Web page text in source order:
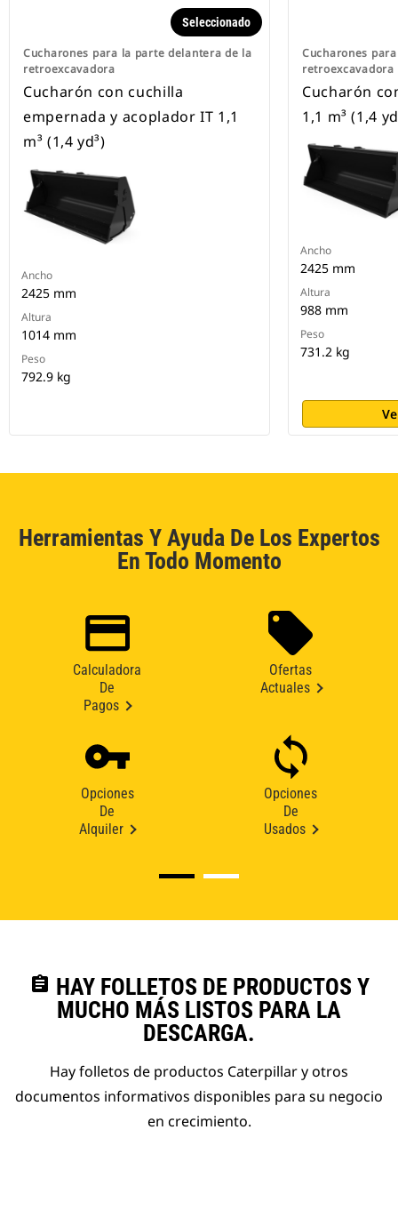
Cucharones para la parte delantera de la
retroexcavadora
Seleccionado
Cucharón con cuchilla
empernada y acoplador IT 1,1
m³ (1,4 yd³)
Ancho
2425 mm
Altura
1014 mm
Peso
792.9 kg
Cucharones
retroexcavadora
Cucharón
1,1 m³ (1,4
Ancho
2425 mm
Altura
988 mm
Peso
731.2 kg
Herramientas Y Ayuda De Los Expertos
En Todo Momento
Calculadora
De
Pagos
Ofertas
Actuales
Opciones
De
Alquiler
Opciones
De
Usados
assignment HAY FOLLETOS DE PRODUCTOS Y
MUCHO MÁS LISTOS PARA LA
DESCARGA.
Hay folletos de productos Caterpillar y otros
documentos informativos disponibles para su negocio
en crecimiento.